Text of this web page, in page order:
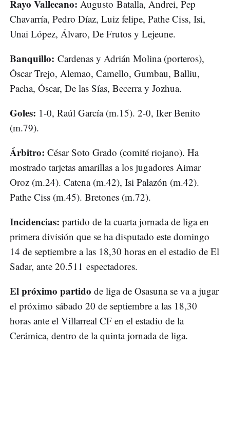
Rayo Vallecano: Augusto Batalla, Andrei, Pep
Chavarría, Pedro Díaz, Luiz felipe, Pathe Ciss, Isi,
Unai López, Álvaro, De Frutos y Lejeune.
Banquillo: Cardenas y Adrián Molina (porteros),
Óscar Trejo, Alemao, Camello, Gumbau, Balliu,
Pacha, Óscar, De las Sías, Becerra y Jozhua.
Goles: 1-0, Raúl García (m.15). 2-0, Iker Benito
(m.79).
Árbitro: César Soto Grado (comité riojano). Ha
mostrado tarjetas amarillas a los jugadores Aimar
Oroz (m.24). Catena (m.42), Isi Palazón (m.42).
Pathe Ciss (m.45). Bretones (m.72).
Incidencias: partido de la cuarta jornada de liga en
primera división que se ha disputado este domingo
14 de septiembre a las 18,30 horas en el estadio de El
Sadar, ante 20.511 espectadores.
El próximo partido de liga de Osasuna se va a jugar
el próximo sábado 20 de septiembre a las 18,30
horas ante el Villarreal CF en el estadio de la
Cerámica, dentro de la quinta jornada de liga.